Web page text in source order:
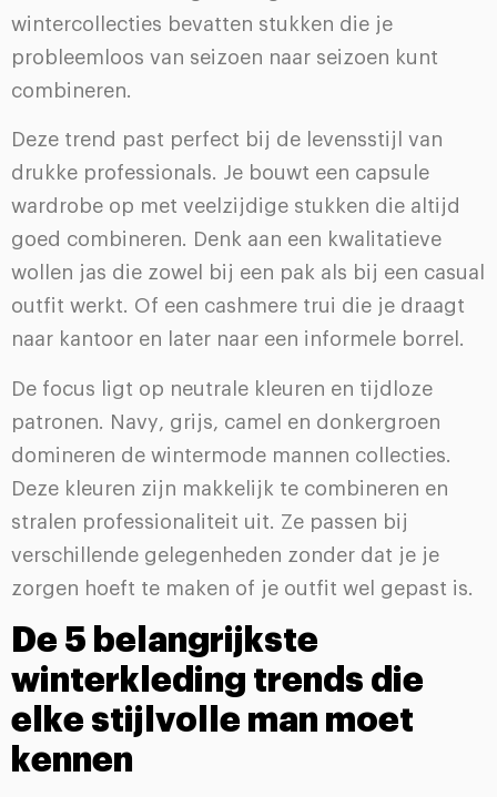
wintercollecties bevatten stukken die je
probleemloos van seizoen naar seizoen kunt
combineren.
Deze trend past perfect bij de levensstijl van
drukke professionals. Je bouwt een capsule
wardrobe op met veelzijdige stukken die altijd
goed combineren. Denk aan een kwalitatieve
wollen jas die zowel bij een pak als bij een casual
outfit werkt. Of een cashmere trui die je draagt
naar kantoor en later naar een informele borrel.
De focus ligt op neutrale kleuren en tijdloze
patronen. Navy, grijs, camel en donkergroen
domineren de wintermode mannen collecties.
Deze kleuren zijn makkelijk te combineren en
stralen professionaliteit uit. Ze passen bij
verschillende gelegenheden zonder dat je je
zorgen hoeft te maken of je outfit wel gepast is.
De 5 belangrijkste
winterkleding trends die
elke stijlvolle man moet
kennen